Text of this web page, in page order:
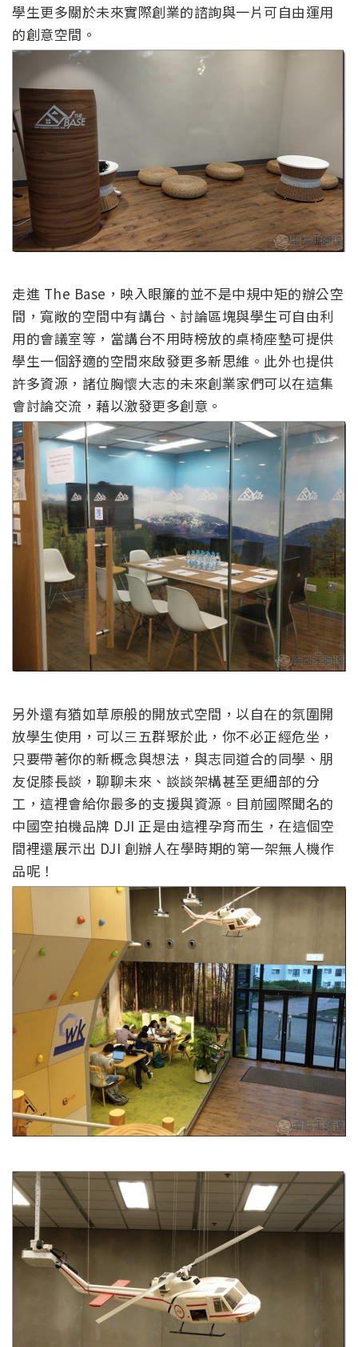
學生更多關於未來實際創業的諮詢與一片可自由運用
的創意空間。
走進 The Base，映入眼簾的並不是中規中矩的辦公空
間，寬敞的空間中有講台、討論區塊與學生可自由利
用的會議室等，當講台不用時榜放的桌椅座墊可提供
學生一個舒適的空間來啟發更多新思維。此外也提供
許多資源，諸位胸懷大志的未來創業家們可以在這集
會討論交流，藉以激發更多創意。
另外還有猶如草原般的開放式空間，以自在的氛圍開
放學生使用，可以三五群聚於此，你不必正經危坐，
只要帶著你的新概念與想法，與志同道合的同學、朋
友促膝長談，聊聊未來、談談架構甚至更細部的分
工，這裡會給你最多的支援與資源。目前國際聞名的
中國空拍機品牌 DJI 正是由這裡孕育而生，在這個空
間裡還展示出 DJI 創辦人在學時期的第一架無人機作
品呢！